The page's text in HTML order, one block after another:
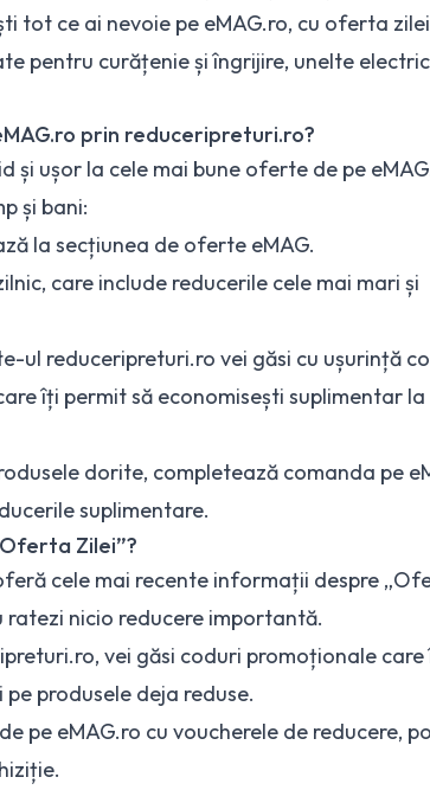
tot ce ai nevoie pe eMAG.ro, cu oferta
pentru curățenie și îngrijire, unelte
prin reduceripreturi.ro?
și ușor la cele mai bune oferte de pe
și bani:
la secțiunea de oferte eMAG.
care include reducerile cele mai mari și
ul reduceripreturi.ro vei găsi cu ușurință
îți permit să economisești suplimentar la
dorite, completează comanda pe
suplimentare.
Zilei”?
cele mai recente informații despre
ratezi nicio reducere importantă.
vei găsi coduri promoționale care
produsele deja reduse.
pe eMAG.ro cu voucherele de reducere,